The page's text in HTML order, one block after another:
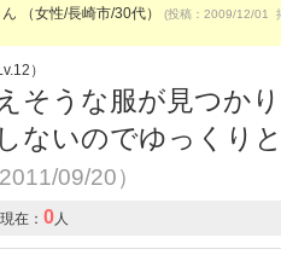
（女性/長崎市/30代） (投稿：2009/12/01
）
そうな服が見つか
ないのでゆっくり
09/20）
現在： 0人